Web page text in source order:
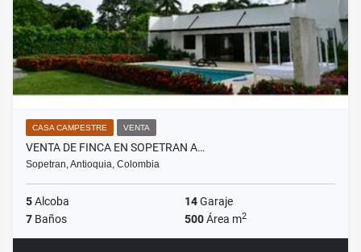
CASA CAMPESTRE VENTA
VENTA DE FINCA EN SOPETRAN A…
Sopetran, Antioquia, Colombia
5Alcoba 14Garaje
7 Baños 500Área m2